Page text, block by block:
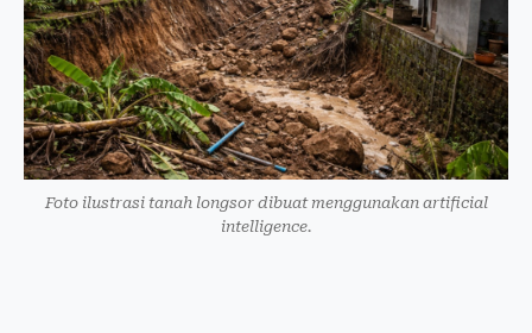
Foto ilustrasi tanah longsor dibuat menggunakan artificial
intelligence.